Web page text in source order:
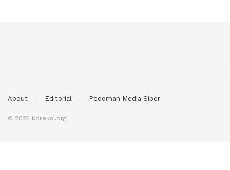
About Editorial Pedoman Media Siber
© 2025 Koreksi.org